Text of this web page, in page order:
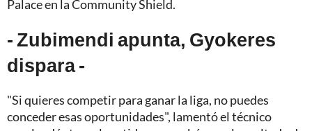
Palace en la Community Shield.
- Zubimendi apunta, Gyokeres
dispara -
"Si quieres competir para ganar la liga, no puedes
conceder esas oportunidades", lamentó el técnico